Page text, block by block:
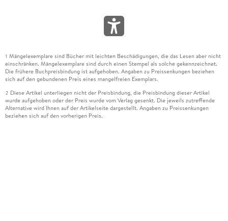
1 Mängelexemplare sind Bücher mit leichten Beschädigungen, die das Lesen aber nicht
einschränken. Mängelexemplare sind durch einen Stempel als solche gekennzeichnet.
Die frühere Buchpreisbindung ist aufgehoben. Angaben zu Preissenkungen beziehen
sich auf den gebundenen Preis eines mangelfreien Exemplars.
2 Diese Artikel unterliegen nicht der Preisbindung, die Preisbindung dieser Artikel
wurde aufgehoben oder der Preis wurde vom Verlag gesenkt. Die jeweils zutreffende
Alternative wird Ihnen auf der Artikelseite dargestellt. Angaben zu Preissenkungen
beziehen sich auf den vorherigen Preis.